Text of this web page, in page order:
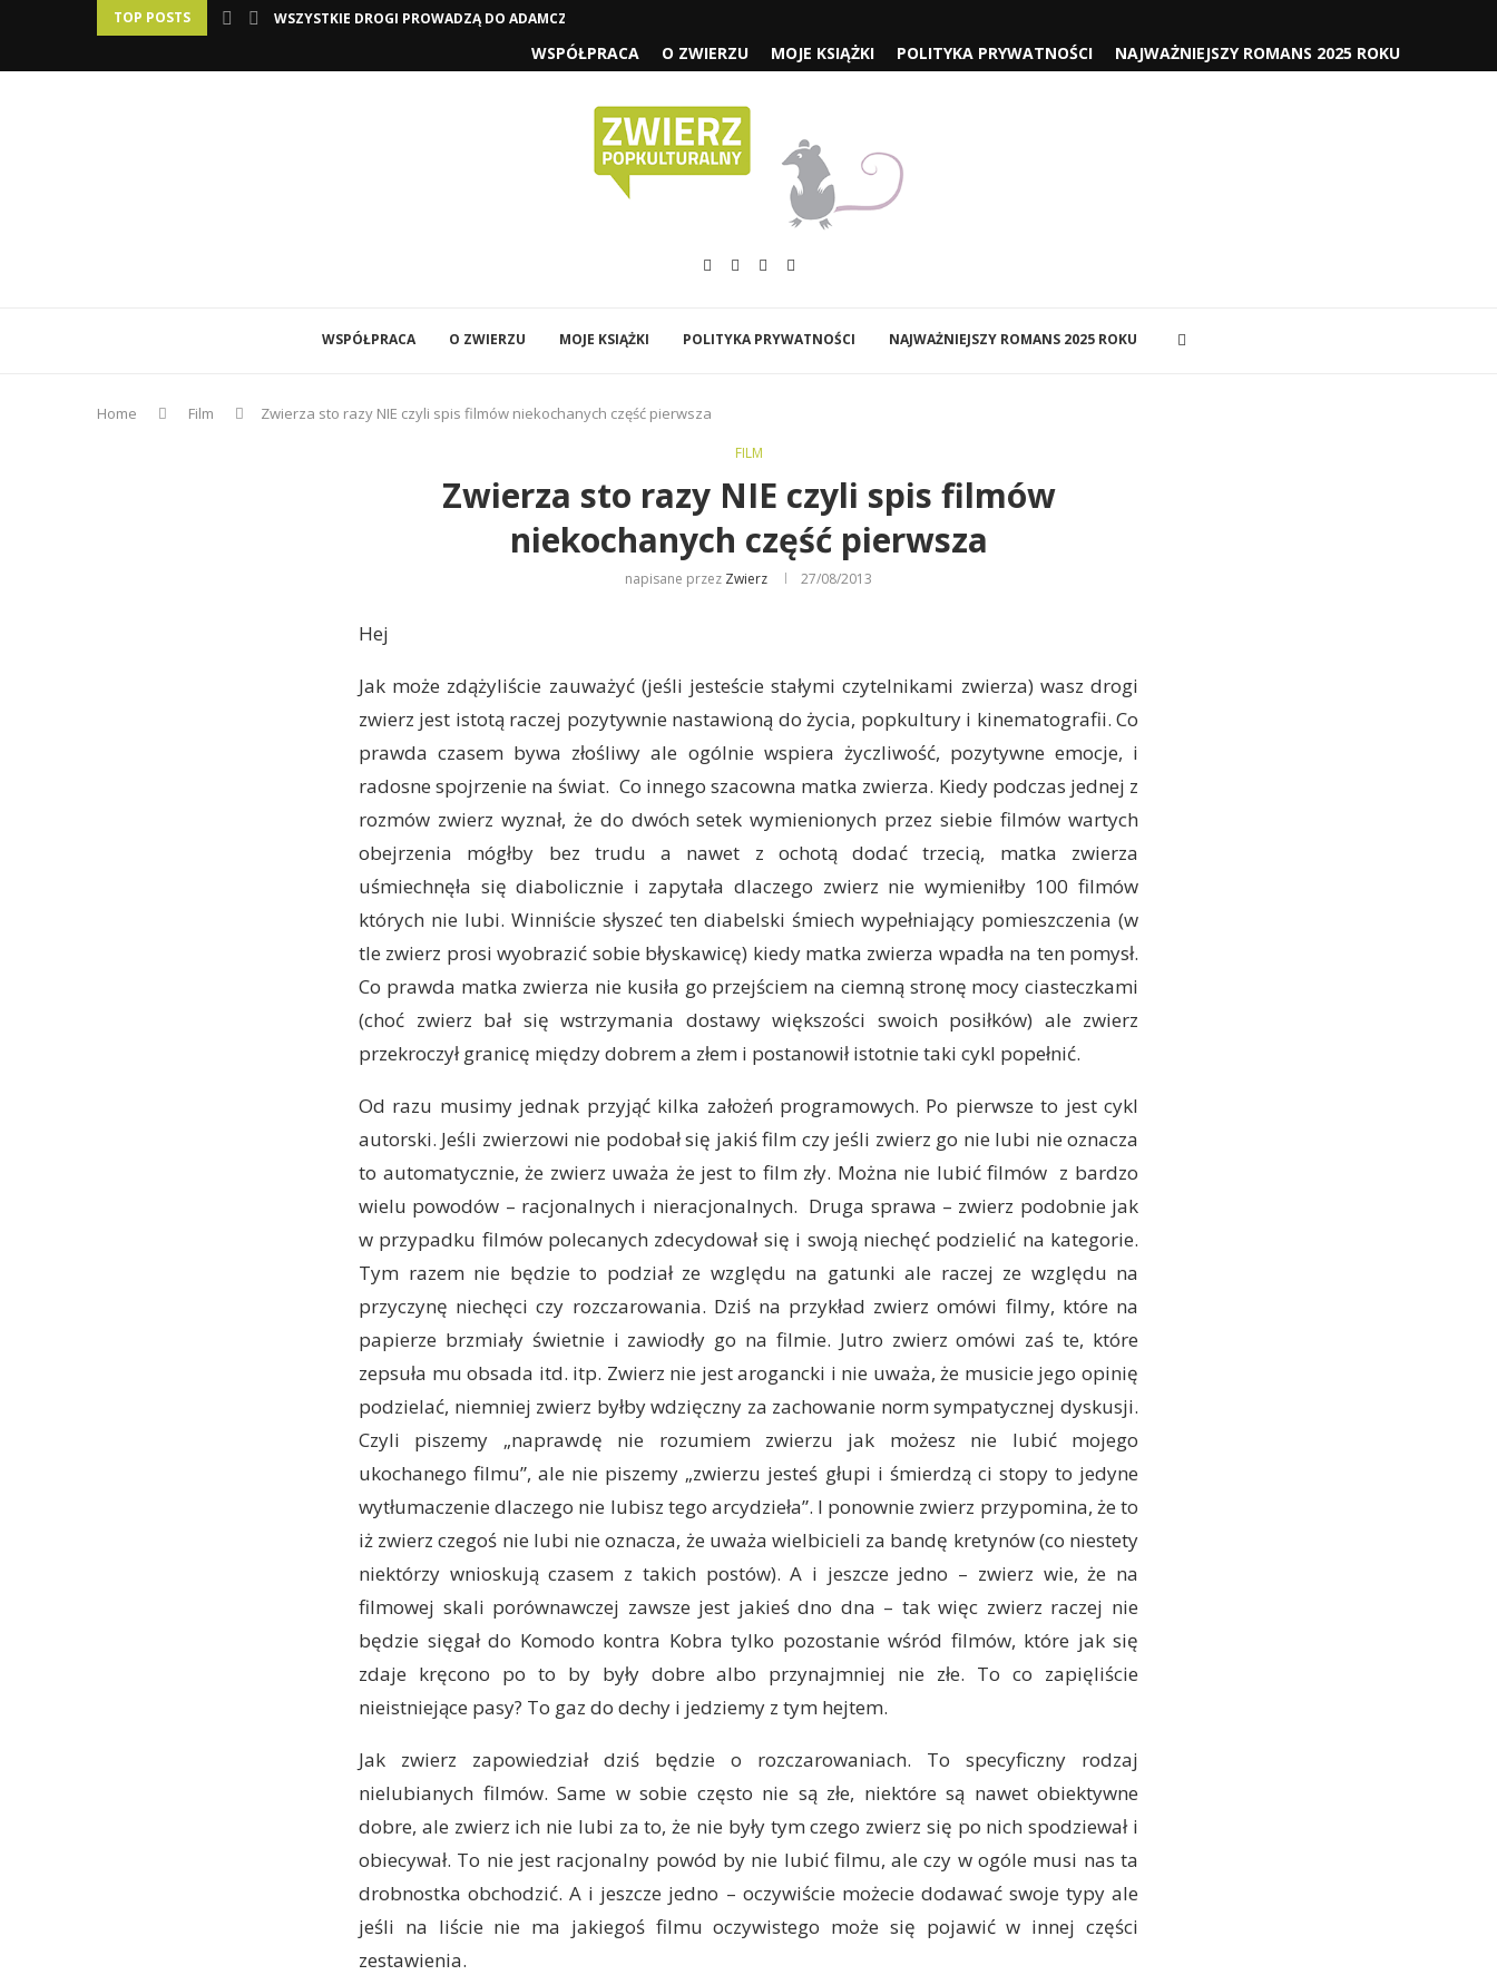
TOP POSTS WSZYSTKIE DROGI PROWADZĄ DO ADAMCZYCHY CZYLI „1670” SEZON...
WSPÓŁPRACA O ZWIERZU MOJE KSIĄŻKI POLITYKA PRYWATNOŚCI NAJWAŻNIEJSZY ROMANS 2025 ROKU
WSPÓŁPRACA O ZWIERZU MOJE KSIĄŻKI POLITYKA PRYWATNOŚCI NAJWAŻNIEJSZY ROMANS 2025 ROKU
Home Film Zwierza sto razy NIE czyli spis filmów niekochanych część pierwsza
FILM
Zwierza sto razy NIE czyli spis filmów
niekochanych część pierwsza
napisane przez Zwierz 27/08/2013
Hej
Jak może zdążyliście zauważyć (jeśli jesteście stałymi czytelnikami zwierza) wasz drogi
zwierz jest istotą raczej pozytywnie nastawioną do życia, popkultury i kinematografii. Co
prawda czasem bywa złośliwy ale ogólnie wspiera życzliwość, pozytywne emocje, i
radosne spojrzenie na świat. Co innego szacowna matka zwierza. Kiedy podczas jednej z
rozmów zwierz wyznał, że do dwóch setek wymienionych przez siebie filmów wartych
obejrzenia mógłby bez trudu a nawet z ochotą dodać trzecią, matka zwierza
uśmiechnęła się diabolicznie i zapytała dlaczego zwierz nie wymieniłby 100 filmów
których nie lubi. Winniście słyszeć ten diabelski śmiech wypełniający pomieszczenia (w
tle zwierz prosi wyobrazić sobie błyskawicę) kiedy matka zwierza wpadła na ten pomysł.
Co prawda matka zwierza nie kusiła go przejściem na ciemną stronę mocy ciasteczkami
(choć zwierz bał się wstrzymania dostawy większości swoich posiłków) ale zwierz
przekroczył granicę między dobrem a złem i postanowił istotnie taki cykl popełnić.
Od razu musimy jednak przyjąć kilka założeń programowych. Po pierwsze to jest cykl
autorski. Jeśli zwierzowi nie podobał się jakiś film czy jeśli zwierz go nie lubi nie oznacza
to automatycznie, że zwierz uważa że jest to film zły. Można nie lubić filmów z bardzo
wielu powodów – racjonalnych i nieracjonalnych. Druga sprawa – zwierz podobnie jak
w przypadku filmów polecanych zdecydował się i swoją niechęć podzielić na kategorie.
Tym razem nie będzie to podział ze względu na gatunki ale raczej ze względu na
przyczynę niechęci czy rozczarowania. Dziś na przykład zwierz omówi filmy, które na
papierze brzmiały świetnie i zawiodły go na filmie. Jutro zwierz omówi zaś te, które
zepsuła mu obsada itd. itp. Zwierz nie jest arogancki i nie uważa, że musicie jego opinię
podzielać, niemniej zwierz byłby wdzięczny za zachowanie norm sympatycznej dyskusji.
Czyli piszemy „naprawdę nie rozumiem zwierzu jak możesz nie lubić mojego
ukochanego filmu”, ale nie piszemy „zwierzu jesteś głupi i śmierdzą ci stopy to jedyne
wytłumaczenie dlaczego nie lubisz tego arcydzieła”. I ponownie zwierz przypomina, że to
iż zwierz czegoś nie lubi nie oznacza, że uważa wielbicieli za bandę kretynów (co niestety
niektórzy wnioskują czasem z takich postów). A i jeszcze jedno – zwierz wie, że na
filmowej skali porównawczej zawsze jest jakieś dno dna – tak więc zwierz raczej nie
będzie sięgał do Komodo kontra Kobra tylko pozostanie wśród filmów, które jak się
zdaje kręcono po to by były dobre albo przynajmniej nie złe. To co zapięliście
nieistniejące pasy? To gaz do dechy i jedziemy z tym hejtem.
Jak zwierz zapowiedział dziś będzie o rozczarowaniach. To specyficzny rodzaj
nielubianych filmów. Same w sobie często nie są złe, niektóre są nawet obiektywne
dobre, ale zwierz ich nie lubi za to, że nie były tym czego zwierz się po nich spodziewał i
obiecywał. To nie jest racjonalny powód by nie lubić filmu, ale czy w ogóle musi nas ta
drobnostka obchodzić. A i jeszcze jedno – oczywiście możecie dodawać swoje typy ale
jeśli na liście nie ma jakiegoś filmu oczywistego może się pojawić w innej części
zestawienia.